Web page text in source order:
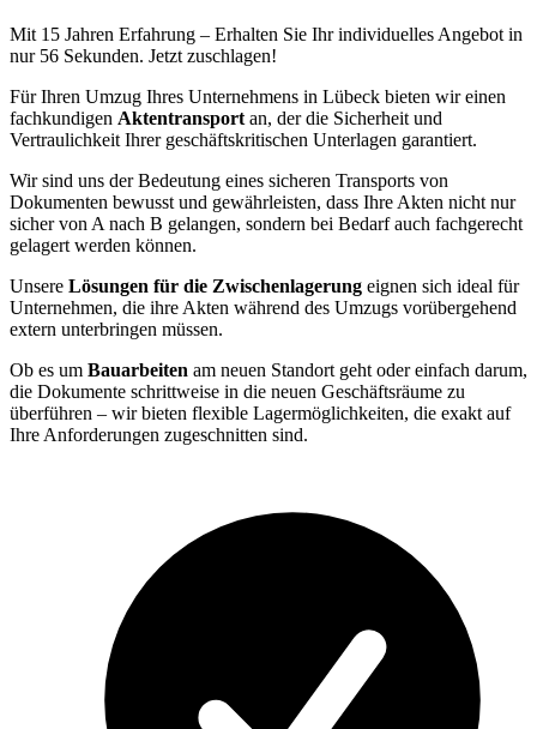
Mit 15 Jahren Erfahrung – Erhalten Sie Ihr individuelles Angebot in
nur 56 Sekunden. Jetzt zuschlagen!
Für Ihren Umzug Ihres Unternehmens in Lübeck bieten wir einen
fachkundigen Aktentransport an, der die Sicherheit und
Vertraulichkeit Ihrer geschäftskritischen Unterlagen garantiert.
Wir sind uns der Bedeutung eines sicheren Transports von
Dokumenten bewusst und gewährleisten, dass Ihre Akten nicht nur
sicher von A nach B gelangen, sondern bei Bedarf auch fachgerecht
gelagert werden können.
Unsere Lösungen für die Zwischenlagerung eignen sich ideal für
Unternehmen, die ihre Akten während des Umzugs vorübergehend
extern unterbringen müssen.
Ob es um Bauarbeiten am neuen Standort geht oder einfach darum,
die Dokumente schrittweise in die neuen Geschäftsräume zu
überführen – wir bieten flexible Lagermöglichkeiten, die exakt auf
Ihre Anforderungen zugeschnitten sind.